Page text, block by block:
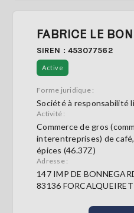
FABRICE LE
SIREN : 453077562
Active
Forme juridique :
Société à responsabilité
Activité :
Commerce de gros
interentreprises) de
épices (46.37Z)
Adresse :
147 IMP DE
83136 FORCALQUEIRET